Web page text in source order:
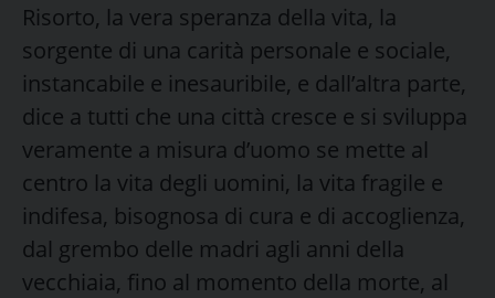
Risorto, la vera speranza della vita, la
sorgente di una carità personale e sociale,
instancabile e inesauribile, e dall’altra parte,
dice a tutti che una città cresce e si sviluppa
veramente a misura d’uomo se mette al
centro la vita degli uomini, la vita fragile e
indifesa, bisognosa di cura e di accoglienza,
dal grembo delle madri agli anni della
vecchiaia, fino al momento della morte, al